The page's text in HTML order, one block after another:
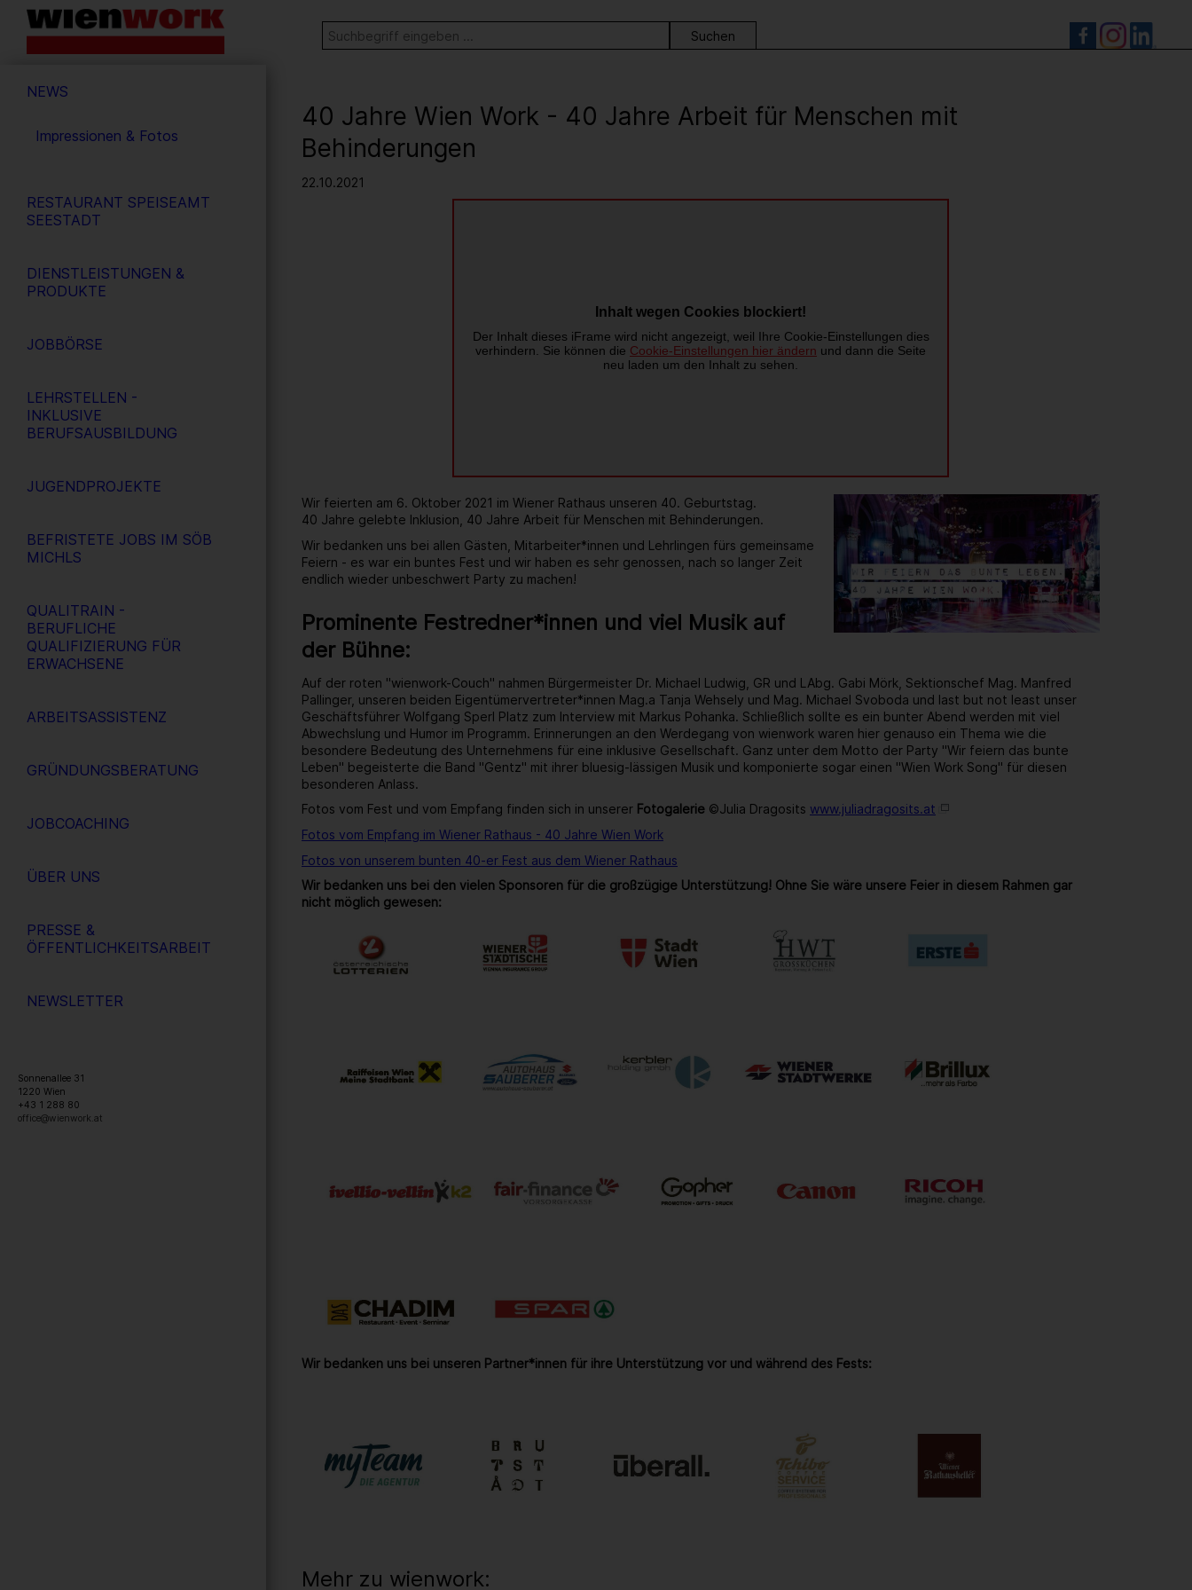
Barrierefreie
Bedienung
Webseite
Stichwortsuche
SUCHE
NEWS
Impressionen & Fotos
RESTAURANT SPEISEAMT
SEESTADT
DIENSTLEISTUNGEN &
PRODUKTE
JOBBÖRSE
LEHRSTELLEN -
INKLUSIVE
BERUFSAUSBILDUNG
JUGENDPROJEKTE
BEFRISTETE JOBS IM SÖB
MICHLS
QUALITRAIN -
BERUFLICHE
QUALIFIZIERUNG FÜR
ERWACHSENE
ARBEITSASSISTENZ
GRÜNDUNGSBERATUNG
JOBCOACHING
ÜBER UNS
PRESSE &
ÖFFENTLICHKEITSARBEIT
NEWSLETTER
Sonnenallee 31
1220 Wien
+43 1 288 80
office@wienwork.at
40 Jahre Wien Work - 40 Jahre Arbeit für Menschen mit
Behinderungen
22.10.2021
Wir feierten am 6. Oktober 2021 im Wiener Rathaus unseren 40. Geburtstag.
40 Jahre gelebte Inklusion, 40 Jahre Arbeit für Menschen mit Behinderungen.
Wir bedanken uns bei allen Gästen, Mitarbeiter*innen und Lehrlingen fürs gemeinsame
Feiern - es war ein buntes Fest und wir haben es sehr genossen, nach so langer Zeit
endlich wieder unbeschwert Party zu machen!
Prominente Festredner*innen und viel Musik auf
der Bühne:
Auf der roten "wienwork-Couch" nahmen Bürgermeister Dr. Michael Ludwig, GR und LAbg. Gabi Mörk, Sektionschef Mag. Manfred
Pallinger, unseren beiden Eigentümervertreter*innen Mag.a Tanja Wehsely und Mag. Michael Svoboda und last but not least unser
Geschäftsführer Wolfgang Sperl Platz zum Interview mit Markus Pohanka. Schließlich sollte es ein bunter Abend werden mit viel
Abwechslung und Humor im Programm. Erinnerungen an den Werdegang von wienwork waren hier genauso ein Thema wie die
besondere Bedeutung des Unternehmens für eine inklusive Gesellschaft. Ganz unter dem Motto der Party "Wir feiern das bunte
Leben" begeisterte die Band "Gentz" mit ihrer bluesig-lässigen Musik und komponierte sogar einen "Wien Work Song" für diesen
besonderen Anlass.
Fotos vom Fest und vom Empfang finden sich in unserer Fotogalerie ©Julia Dragosits www.juliadragosits.at
Fotos vom Empfang im Wiener Rathaus - 40 Jahre Wien Work
Fotos von unserem bunten 40-er Fest aus dem Wiener Rathaus
Wir bedanken uns bei den vielen Sponsoren für die großzügige Unterstützung! Ohne Sie wäre unsere Feier in diesem Rahmen gar
nicht möglich gewesen:
Wir bedanken uns bei unseren Partner*innen für ihre Unterstützung vor und während des Fests:
Mehr zu wienwork: